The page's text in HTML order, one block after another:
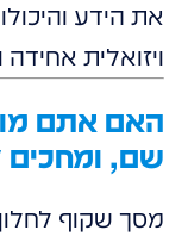
את הידע
ויזואלית
האם אתם
שם, ומחכים
מסך שקוף